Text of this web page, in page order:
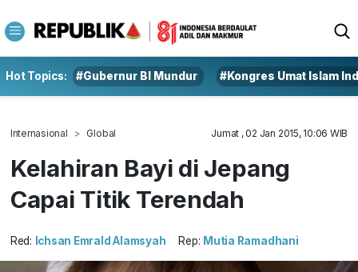
Hot Topics: #Gubernur BI Mundur #Kongres Umat Islam
Internasional Global Jumat , 02 Jan 2015, 10:06 WIB
Kelahiran Bayi di Jepang
Capai Titik Terendah
Red: Ichsan Emrald Alamsyah Rep: Mutia Ramadhani